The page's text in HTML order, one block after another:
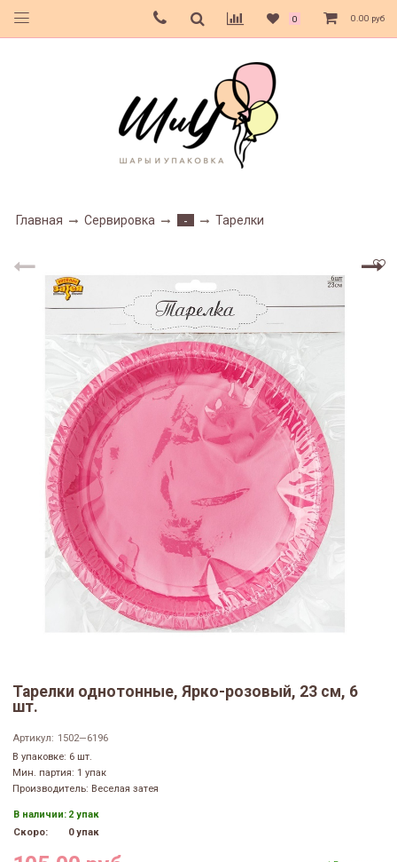
0 0.00 руб
Главная Сервировка - Тарелки
Тарелки однотонные, Ярко-розовый, 23 см, 6
шт.
Артикул: 1502—6196
В упаковке: 6 шт.
Мин. партия: 1 упак
Производитель: Веселая затея
В наличии: 2 упак
Скоро:
0 упак